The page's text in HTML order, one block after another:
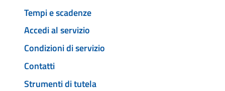
Tempi e scadenze
Accedi al servizio
Condizioni di servizio
Contatti
Strumenti di tutela